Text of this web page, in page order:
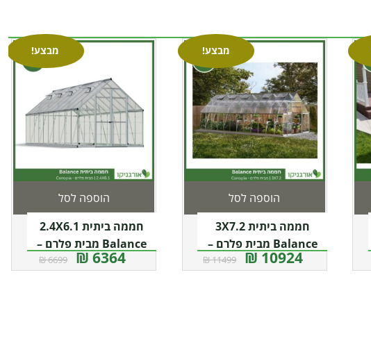
מבצע!
חממה ביתית 3X7.2
Balance מבית פלרם –
Canopia
10924 ₪
11499 ₪
הוספה לסל
מבצע!
חממה ביתית 2.4X6.1
Balance מבית פלרם –
Canopia
6364 ₪
6699 ₪
הוספה לסל